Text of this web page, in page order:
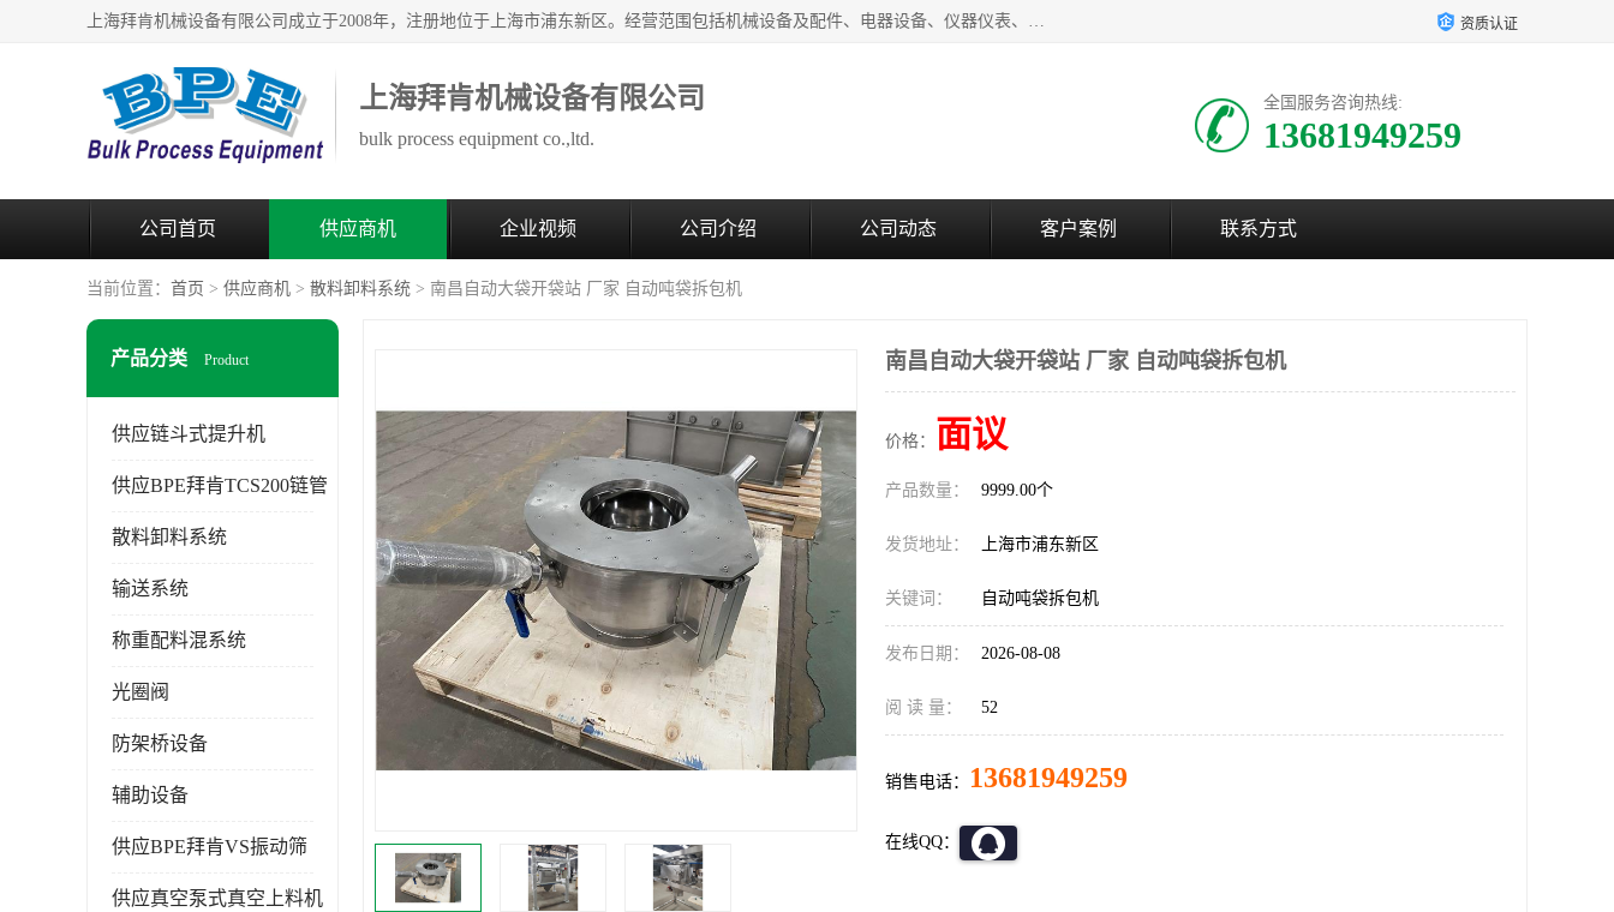
上海拜肯机械设备有限公司成立于2008年，注册地位于上海市浦东新区。经营范围包括机械设备及配件、电器设备、仪器仪表、化工原料及产品、软件及辅助设备，机械设备及配件的制造、加工等；主要产品有：气力输送，小袋倒袋站，吨袋倒袋站，倒桶机，集装箱卸料系统，Z型斗式输送机，螺旋输送机，管链输送机，真空上料机，流化器，配混料系统，软管等。 资质认证
上海拜肯机械设备有限公司
bulk process equipment co.,ltd.
全国服务咨询热线:
13681949259
公司首页 供应商机 企业视频 公司介绍 公司动态 客户案例 联系方式
当前位置： 首页 > 供应商机 > 散料卸料系统 > 南昌自动大袋开袋站 厂家 自动吨袋拆包机
产品分类 Product
供应链斗式提升机
供应BPE拜肯TCS200链管
散料卸料系统
输送系统
称重配料混系统
光圈阀
防架桥设备
辅助设备
供应BPE拜肯VS振动筛
供应真空泵式真空上料机
南昌自动大袋开袋站 厂家 自动吨袋拆包机
价格： 面议
产品数量： 9999.00个
发货地址： 上海市浦东新区
关键词： 自动吨袋拆包机
发布日期： 2026-08-08
阅 读 量： 52
销售电话： 13681949259
在线QQ：